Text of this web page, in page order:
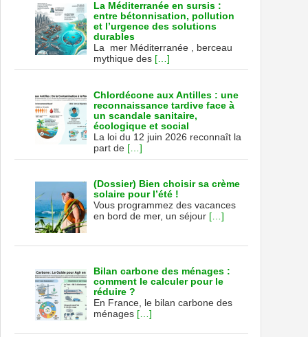
La Méditerranée en sursis :
entre bétonnisation, pollution
et l’urgence des solutions
durables
La mer Méditerranée , berceau
mythique des […]
Chlordécone aux Antilles : une
reconnaissance tardive face à
un scandale sanitaire,
écologique et social
La loi du 12 juin 2026 reconnaît la
part de […]
(Dossier) Bien choisir sa crème
solaire pour l’été !
Vous programmez des vacances
en bord de mer, un séjour […]
Bilan carbone des ménages :
comment le calculer pour le
réduire ?
En France, le bilan carbone des
ménages […]